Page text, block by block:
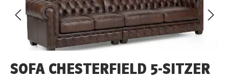
SOFA CHESTERFIELD 5-SITZER